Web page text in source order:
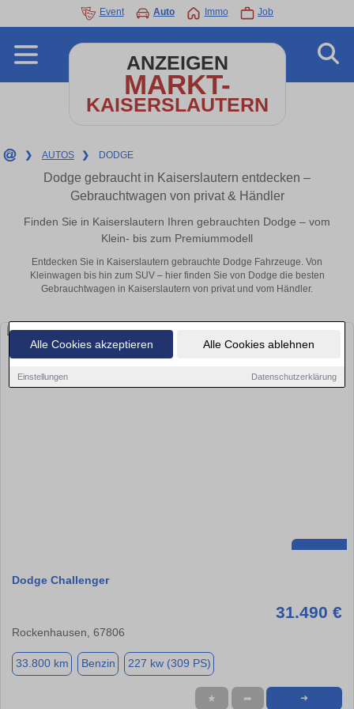
Alle Cookies akzeptieren Alle Cookies ablehnen
Einstellungen Datenschutzerklärung
Event Auto Immo Job
ANZEIGEN
MARKT-
KAISERSLAUTERN
❯ AUTOS ❯ DODGE
Dodge gebraucht in Kaiserslautern entdecken –
Gebrauchtwagen von privat & Händler
Finden Sie in Kaiserslautern Ihren gebrauchten Dodge – vom
Klein- bis zum Premiummodell
Entdecken Sie in Kaiserslautern gebrauchte Dodge Fahrzeuge. Von
Kleinwagen bis hin zum SUV – hier finden Sie von Dodge die besten
Gebrauchtwagen in Kaiserslautern von privat und vom Händler.
Dodge Challenger
31.490 €
Rockenhausen, 67806
33.800 km Benzin 227 kw (309 PS)
★ ➦ ➜